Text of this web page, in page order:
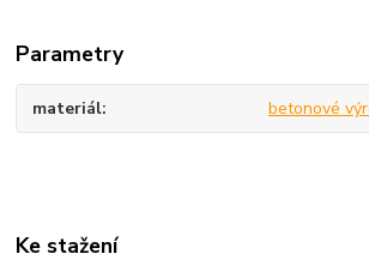
Parametry
materiál betonové
Ke stažení